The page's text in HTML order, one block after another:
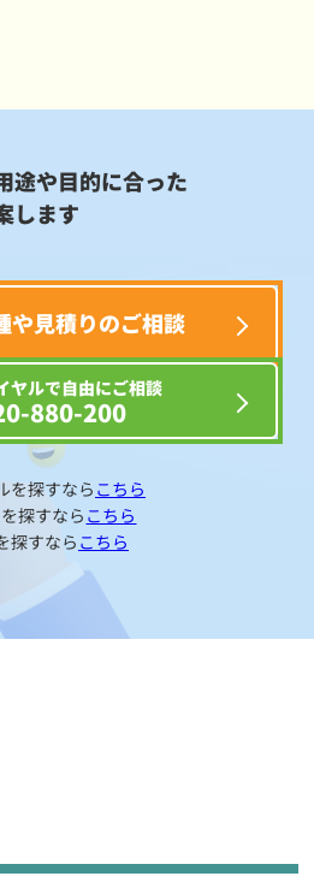
途や目的に合った
します
や見積りのご相談
ヤルで自由にご相談
880-200
を探すなら こちら
探すなら こちら
探すならこちら